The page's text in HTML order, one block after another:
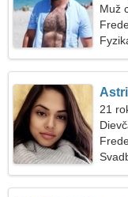
Muž
21